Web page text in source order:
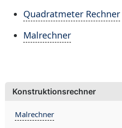
Quadratmeter Rechner
Malrechner
Konstruktionsrechner
Malrechner